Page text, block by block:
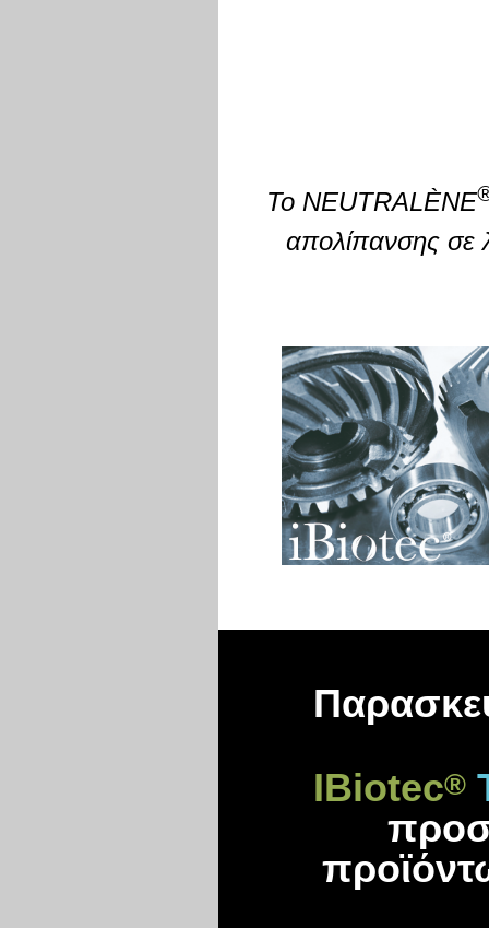
Το NEUTRALÈNE
απολίπανσης σε
IBiotec®